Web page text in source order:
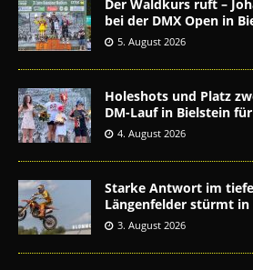
Der Waldkurs ruft –
bei der DMX Open in
5. August 2026
Holeshots und Platz
DM-Lauf in Bielstein
4. August 2026
Starke Antwort im
Längenfelder stürmt
3. August 2026